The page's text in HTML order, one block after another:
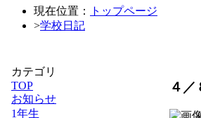
現在位置：
トップページ
>学校日記